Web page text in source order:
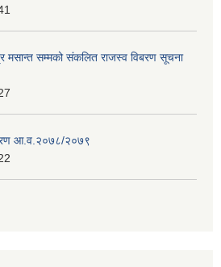
मसान्त सम्मको संकलित राजस्व विबरण सूचना
आ.व.२०७८/२०७९